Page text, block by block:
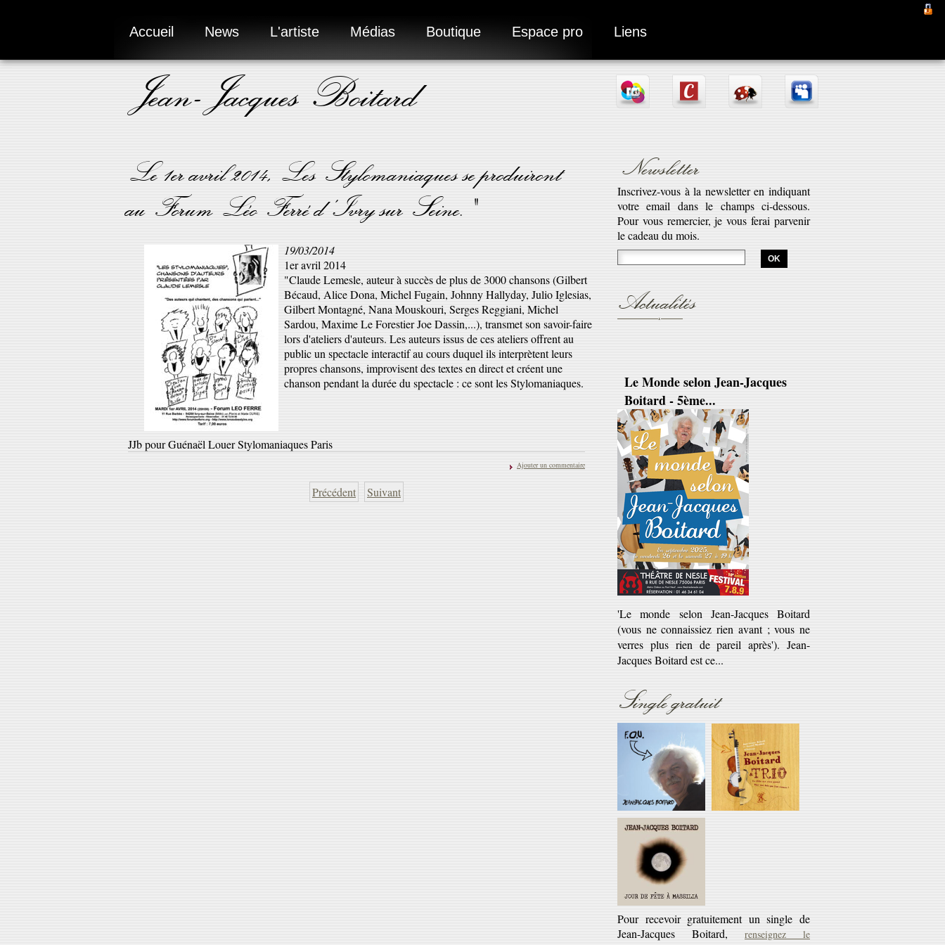
Accueil News L'artiste Médias Boutique Espace pro Liens
Jean-Jacques Boitard
Le 1er avril 2014, Les Stylomaniaques se produiront
au Forum Léo Ferré d'Ivry sur Seine."
19/03/2014
1er avril 2014
"Claude Lemesle, auteur à succès de plus de 3000 chansons (Gilbert
Bécaud, Alice Dona, Michel Fugain, Johnny Hallyday, Julio Iglesias,
Gilbert Montagné, Nana Mouskouri, Serges Reggiani, Michel
Sardou, Maxime Le Forestier Joe Dassin,...), transmet son savoir-faire
lors d'ateliers d'auteurs. Les auteurs issus de ces ateliers offrent au
public un spectacle interactif au cours duquel ils interprètent leurs
propres chansons, improvisent des textes en direct et créent une
chanson pendant la durée du spectacle : ce sont les Stylomaniaques.
JJb pour Guénaël Louer Stylomaniaques Paris
Ajouter un commentaire
Précédent Suivant
Newsletter
Inscrivez-vous à la newsletter en indiquant
votre email dans le champs ci-dessous.
Pour vous remercier, je vous ferai parvenir
le cadeau du mois.
Actualités
Adaptation d’une pièce radiophonique de
Robert Desnos illustrant la véritable saga
qu’est l’histoire de Fantômas. Cette série...
'Le monde selon Jean-Jacques Boitard
(vous ne connaissiez rien avant ; vous ne
Jacques Boitard est ce...
En savoir plus...
Réédition
Rééditions CD des cassettes les Cahiers du
Garlaban - 10€ + 45 tours offert
En savoir plus...
Single gratuit
Pour recevoir gratuitement un single de
Jean-Jacques Boitard, renseignez le